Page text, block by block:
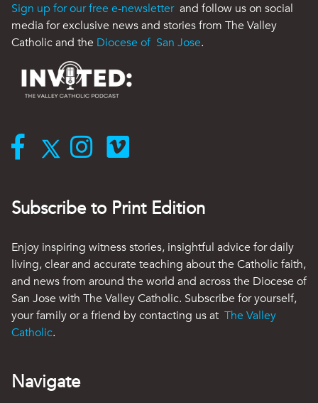
Sign up for our free e-newsletter and follow us on social
media for exclusive news and stories from The Valley
Catholic and the Diocese of San Jose.
Subscribe to Print Edition
Enjoy inspiring witness stories, insightful advice for daily
living, clear and accurate teaching about the Catholic faith,
and news from around the world and across the Diocese of
San Jose with The Valley Catholic. Subscribe for yourself,
your family or a friend by contacting us at The Valley
Catholic.
Navigate